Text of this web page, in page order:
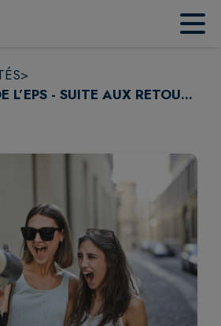
>
L’EPS - SUITE AUX RETOU...